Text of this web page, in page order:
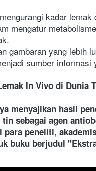
kadar lemak
mengatur
gambaran yang lebih
sumber informasi
In Vivo di Dunia
menyajikan hasil
sebagai agen
peneliti,
buku berjudul